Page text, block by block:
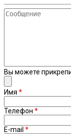
Сообщение
Вы можете
Имя *
Телефон *
E-mail *